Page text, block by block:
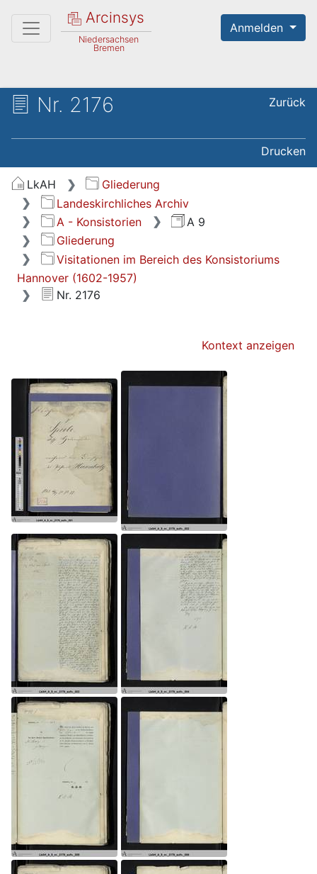
Arcinsys
Niedersachsen
Bremen
Anmelden
Nr. 2176 Zurück
Drucken
LkAH
Gliederung
Landeskirchliches Archiv
A - Konsistorien
A 9
Gliederung
Visitationen im Bereich des Konsistoriums
Hannover (1602-1957)
Nr. 2176
Kontext anzeigen